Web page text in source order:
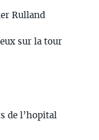
Rulland
sur la tour
de l’hopital